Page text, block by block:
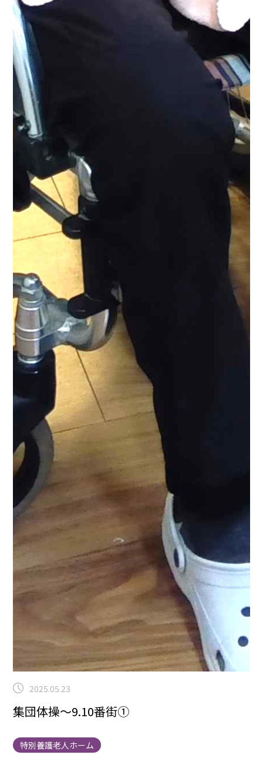
2025.05.23
集団体操～9.10番街①
特別養護老人ホーム